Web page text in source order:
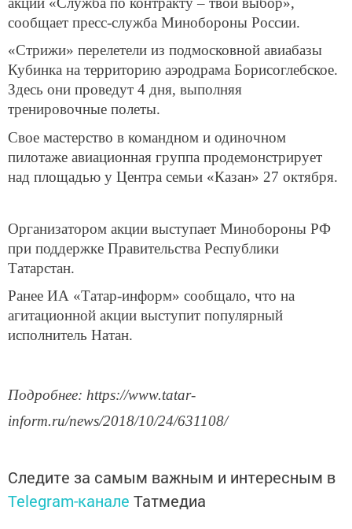
сообщает пресс-служба Минобороны России.
«Стрижи» перелетели из подмосковной авиабазы
Кубинка на территорию аэродрама Борисоглебское.
Здесь они проведут 4 дня, выполняя
тренировочные полеты.
Свое мастерство в командном и одиночном
пилотаже авиационная группа продемонстрирует
над площадью у Центра семьи «Казан» 27 октября.
Организатором акции выступает Минобороны РФ
при поддержке Правительства Республики
Татарстан.
Ранее ИА «Татар-информ» сообщало, что на
агитационной акции выступит популярный
исполнитель Натан.
Подробнее: https://www.tatar-
inform.ru/news/2018/10/24/631108/
Следите за самым важным и интересным в
Telegram-канале Татмедиа